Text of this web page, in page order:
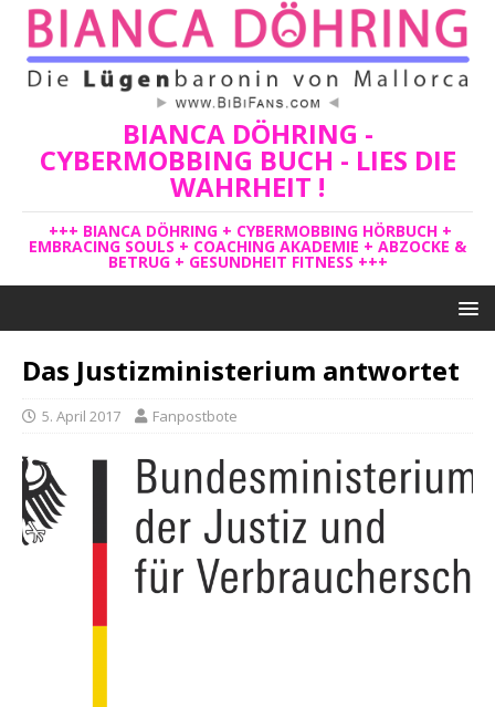
BIANCA DÖHRING -
CYBERMOBBING BUCH - LIES DIE
WAHRHEIT !
+++ BIANCA DÖHRING + CYBERMOBBING HÖRBUCH +
EMBRACING SOULS + COACHING AKADEMIE + ABZOCKE &
BETRUG + GESUNDHEIT FITNESS +++
Das Justizministerium antwortet
5. April 2017 Fanpostbote